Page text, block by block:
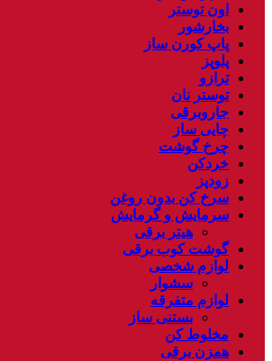
اون توستر
بخارشور
پاپ کورن ساز
پلوپز
ترازو
توستر نان
جاروبرقی
چایی ساز
چرخ گوشت
خردکن
زودپز
سرخ کن بدون روغن
سرمایش و گرمایش
هیتر برقی
گوشت کوب برقی
لوازم شخصی
سشوار
لوازم متفرقه
بستنی ساز
مخلوط کن
همزن برقی